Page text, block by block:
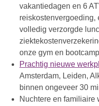
vakantiedagen en 6
reiskostenvergoeding,
volledig verzorgde
onze gym en
Prachtig nieuwe
Amsterdam, Leiden,
binnen ongeveer 30
Nuchtere en familiaire